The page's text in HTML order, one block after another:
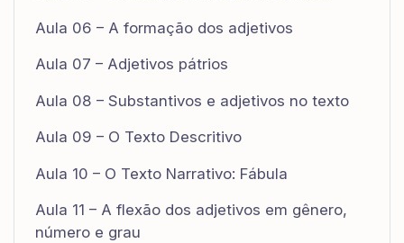
Aula 06 – A formação dos adjetivos
Aula 07 – Adjetivos pátrios
Aula 08 – Substantivos e adjetivos no texto
Aula 09 – O Texto Descritivo
Aula 10 – O Texto Narrativo: Fábula
Aula 11 – A flexão dos adjetivos em gênero,
número e grau